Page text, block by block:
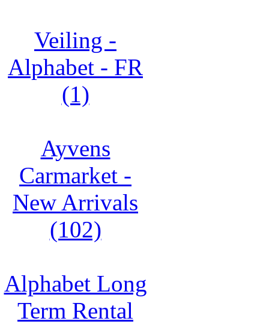
Veiling -
Alphabet - FR
(1)
Ayvens
Carmarket -
New Arrivals
(102)
Alphabet Long
Term Rental